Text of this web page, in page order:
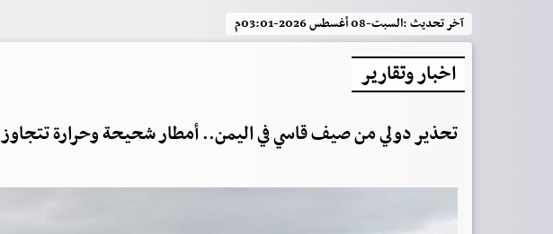
آخر تحديث :السبت-08 أغسطس 2026-03:01م
اخبار وتقارير
تحذير دولي من صيف قاسي في اليمن.. أمطار شحيحة وحرارة تتجاوز 42 درجة